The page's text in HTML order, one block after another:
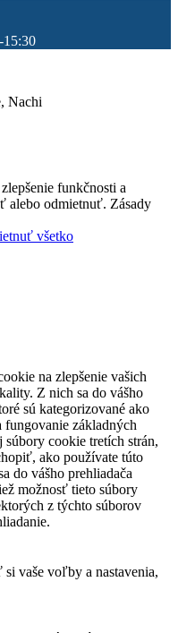
15:30
funkčnosti a
alebo odmietnuť. Zásady
všetko
na zlepšenie vašich
Z nich sa do vášho
sú kategorizované ako
fungovanie základných
cookie tretích strán,
ako používate túto
do vášho prehliadača
možnosť tieto súbory
z týchto súborov
vaše voľby a nastavenia,